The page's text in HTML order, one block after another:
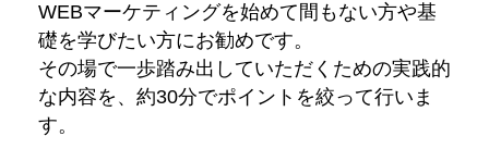
WEBマーケティングを始めて間もない方や基
礎を学びたい方にお勧めです。
その場で一歩踏み出していただくための実践的
な内容を、約30分でポイントを絞って行いま
す。